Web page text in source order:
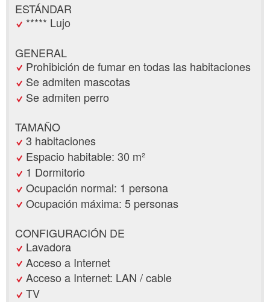
ESTÁNDAR
***** Lujo
GENERAL
Prohibición de fumar en todas las habitaciones
Se admiten mascotas
Se admiten perro
TAMAÑO
3 habitaciones
Espacio habitable: 30 m²
1 Dormitorio
Ocupación normal: 1 persona
Ocupación máxima: 5 personas
CONFIGURACIÓN DE
Lavadora
Acceso a Internet
Acceso a Internet: LAN / cable
TV